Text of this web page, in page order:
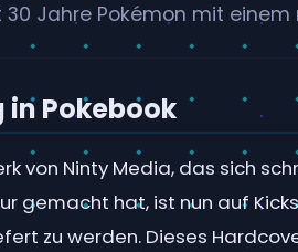
30 Jahre Pokémon mit einem
in Pokebook
von Ninty Media, das sich
gemacht hat, ist nun auf
zu werden. Dieses